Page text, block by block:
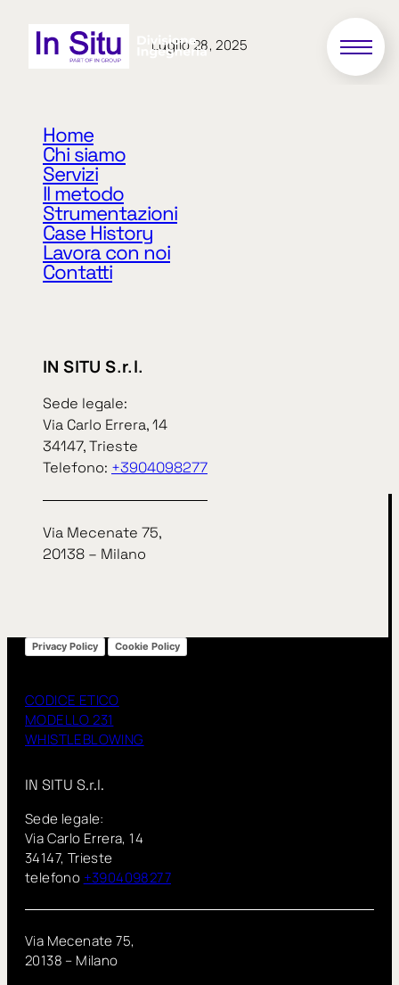
Home
Chi siamo
Servizi
Il metodo
Strumentazioni
Case History
Lavora con noi
Contatti
IN SITU S.r.l.
Sede legale:
Via Carlo Errera, 14
34147, Trieste
Telefono: +3904098277
Via Mecenate 75,
20138 – Milano
Luglio 28, 2025
S.P. n. 178 di Alpignano – Ponte sul Fiume Dora
Riparia al Km. 3+700, in Comune di Alpignano.
Interventi urgenti di ripristino transitabilità ai
veicoli di massa 3,5 t e monitoraggio strutturale
Privacy Policy Cookie Policy
CODICE ETICO
MODELLO 231
WHISTLEBLOWING
IN SITU S.r.l.
Sede legale:
Via Carlo Errera, 14
34147, Trieste
telefono +3904098277
Via Mecenate 75,
20138 – Milano